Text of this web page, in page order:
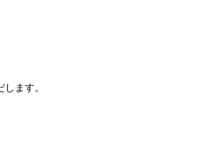
ます。